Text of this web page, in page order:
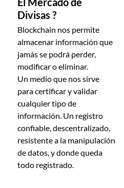
Divisas ?
Blockchain nos permite
almacenar información que
jamás se podrá perder,
modificar o eliminar.
Un medio que nos sirve
para certificar y validar
cualquier tipo de
información. Un registro
confiable, descentralizado,
resistente a la manipulación
de datos, y donde queda
todo registrado.